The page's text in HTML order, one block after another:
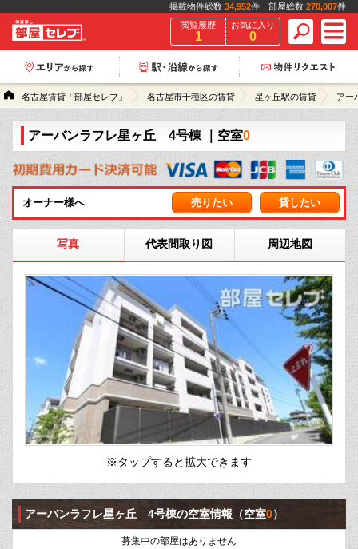
掲載物件総数 34,952件 部屋総数 270,007件
閲覧履歴
1
お気に入り
0
名古屋賃貸「部屋セレブ」 名古屋市千種区の賃貸 星ヶ丘駅の賃貸 アー
アーバンラフレ星ヶ丘 4号棟 ｜空室0
オーナー様へ 売りたい 貸したい
写真 代表間取り図 周辺地図
※タップすると拡大できます
アーバンラフレ星ヶ丘 4号棟の空室情報 （空室0）
募集中の部屋はありません